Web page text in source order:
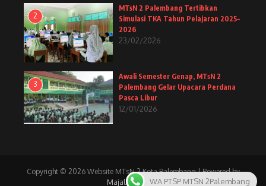
2
MTsN 2 Palembang Tertibkan
Simulasi TKA Tahun Pelajaran 2025–
2026
23/02/2026
3
Awali Semester Genap, MTsN 2
Palembang Gelar Upacara Perdana
Pasca Libur
12/01/2026
Copyright © 2026 Website MTsN 2 Kota Palembang | Powered by
Majalah Berita XWA PTSP MTSN 2Palembang